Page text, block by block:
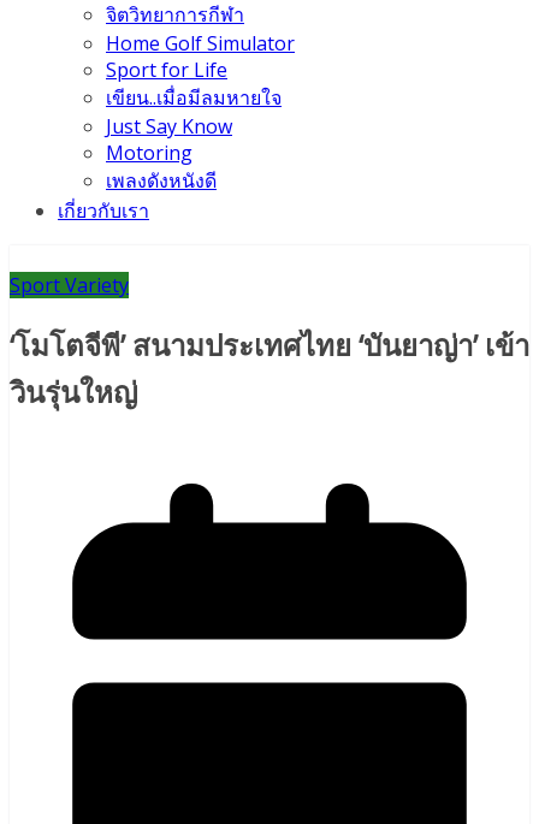
จิตวิทยาการกีฬา
Home Golf Simulator
Sport for Life
เขียน..เมื่อมีลมหายใจ
Just Say Know
Motoring
เพลงดังหนังดี
เกี่ยวกับเรา
Sport Variety
‘โมโตจีพี’ สนามประเทศไทย ‘บันยาญ่า’ เข้า
วินรุ่นใหญ่